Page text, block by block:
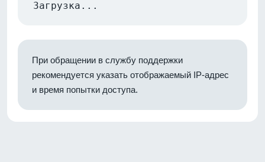
Загрузка...
При обращении в службу поддержки
рекомендуется указать отображаемый IP-адрес
и время попытки доступа.